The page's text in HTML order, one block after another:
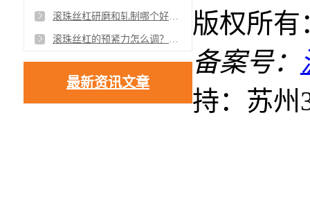
滚珠丝杠研磨和轧制哪个好？精度、价格、实用性全面对比
滚珠丝杠的预紧力怎么调？对精度的影响实测对比分析
最新资讯文章
版权所有
备案号：
持：苏州